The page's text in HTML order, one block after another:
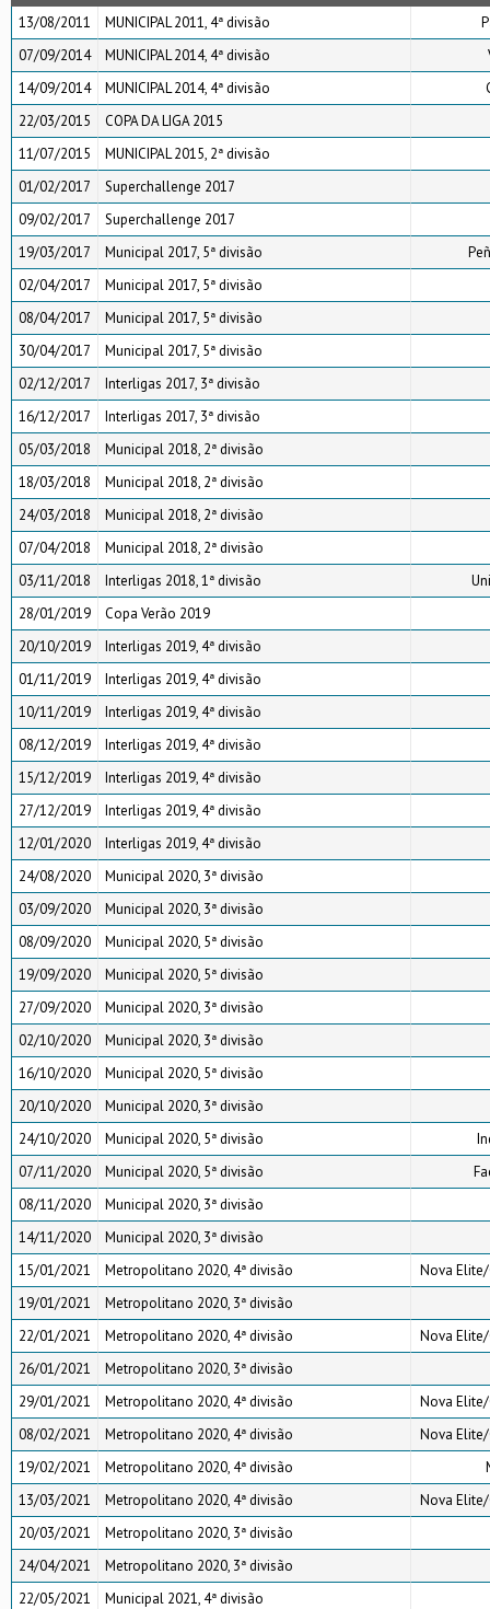
13/08/2011 MUNICIPAL 2011, 4ª divisão
07/09/2014
MUNICIPAL 2014, 4ª divisão
14/09/2014
MUNICIPAL 2014, 4ª divisão
22/03/2015
COPA DA LIGA 2015
11/07/2015
MUNICIPAL 2015, 2ª divisão
01/02/2017
Superchallenge 2017
09/02/2017
Superchallenge 2017
19/03/2017
Municipal 2017, 5ª divisão
02/04/2017
Municipal 2017, 5ª divisão
08/04/2017
Municipal 2017, 5ª divisão
30/04/2017
Municipal 2017, 5ª divisão
02/12/2017
Interligas 2017, 3ª divisão
16/12/2017
Interligas 2017, 3ª divisão
05/03/2018
Municipal 2018, 2ª divisão
18/03/2018
Municipal 2018, 2ª divisão
24/03/2018
Municipal 2018, 2ª divisão
07/04/2018
Municipal 2018, 2ª divisão
03/11/2018
Interligas 2018, 1ª divisão
28/01/2019
Copa Verão 2019
20/10/2019
Interligas 2019, 4ª divisão
01/11/2019
Interligas 2019, 4ª divisão
10/11/2019
Interligas 2019, 4ª divisão
08/12/2019
Interligas 2019, 4ª divisão
15/12/2019
Interligas 2019, 4ª divisão
27/12/2019
Interligas 2019, 4ª divisão
12/01/2020
Interligas 2019, 4ª divisão
24/08/2020
Municipal 2020, 3ª divisão
03/09/2020
Municipal 2020, 3ª divisão
08/09/2020
Municipal 2020, 5ª divisão
19/09/2020
Municipal 2020, 5ª divisão
27/09/2020
Municipal 2020, 3ª divisão
02/10/2020
Municipal 2020, 3ª divisão
16/10/2020
Municipal 2020, 5ª divisão
20/10/2020
Municipal 2020, 3ª divisão
24/10/2020
Municipal 2020, 5ª divisão
07/11/2020
Municipal 2020, 5ª divisão
08/11/2020
Municipal 2020, 3ª divisão
14/11/2020
Municipal 2020, 3ª divisão
15/01/2021
Metropolitano 2020, 4ª divisão
Nova
19/01/2021
Metropolitano 2020, 3ª divisão
22/01/2021
Metropolitano 2020, 4ª divisão
Nova
26/01/2021
Metropolitano 2020, 3ª divisão
29/01/2021
Metropolitano 2020, 4ª divisão
Nova
08/02/2021
Metropolitano 2020, 4ª divisão
Nova
19/02/2021
Metropolitano 2020, 4ª divisão
13/03/2021
Metropolitano 2020, 4ª divisão
Nova
20/03/2021
Metropolitano 2020, 3ª divisão
24/04/2021
Metropolitano 2020, 3ª divisão
22/05/2021
Municipal 2021, 4ª divisão